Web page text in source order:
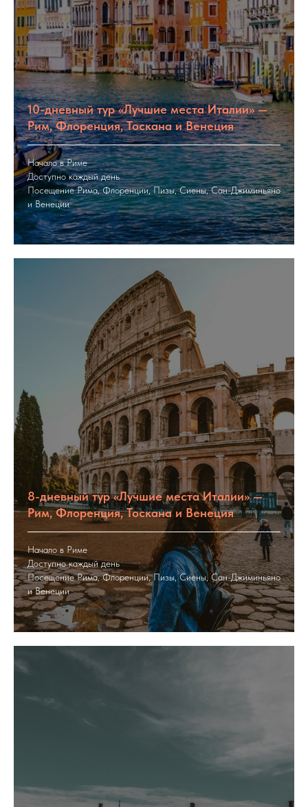
10-дневный тур «Лучшие места Италии» —
Рим, Флоренция, Тоскана и Венеция
Начало в Риме
Доступно каждый день
Посещение Рима, Флоренции, Пизы, Сиены, Сан-Джиминьяно
и Венеции
8-дневный тур «Лучшие места Италии» —
Рим, Флоренция, Тоскана и Венеция
Начало в Риме
Доступно каждый день
Посещение Рима, Флоренции, Пизы, Сиены, Сан-Джиминьяно
и Венеции